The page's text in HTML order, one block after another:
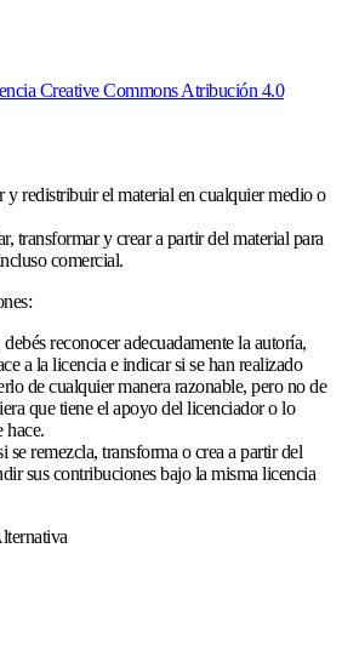
Creative Commons Atribución 4.0
redistribuir el material en cualquier medio o
transformar y crear a partir del material para
comercial.
reconocer adecuadamente la autoría,
a la licencia e indicar si se han realizado
de cualquier manera razonable, pero no de
que tiene el apoyo del licenciador o lo
hace.
remezcla, transforma o crea a partir del
sus contribuciones bajo la misma licencia